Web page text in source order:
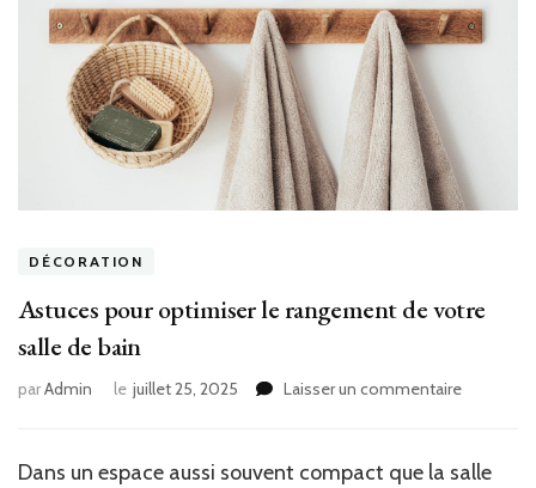
DÉCORATION
Astuces pour optimiser le rangement de votre
salle de bain
parAdmin le juillet 25, 2025 Laisser un commentairesur
optimiser
Dans un espace aussi souvent compact que la salle